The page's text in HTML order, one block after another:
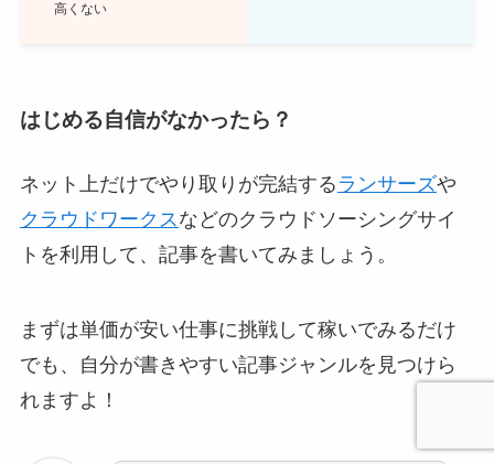
高くない
はじめる自信がなかったら？
ネット上だけでやり取りが完結する ランサーズや
クラウドワークス などのクラウドソーシングサイ
トを利用して、記事を書いてみましょう。
まずは単価が安い仕事に挑戦して稼いでみるだけ
でも、自分が書きやすい記事ジャンルを見つけら
れますよ！